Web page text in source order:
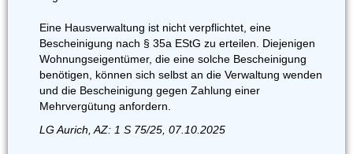
Eine Hausverwaltung ist nicht verpflichtet, eine
Bescheinigung nach § 35a EStG zu erteilen. Diejenigen
Wohnungseigentümer, die eine solche Bescheinigung
benötigen, können sich selbst an die Verwaltung wenden
und die Bescheinigung gegen Zahlung einer
Mehrvergütung anfordern.
LG Aurich, AZ: 1 S 75/25, 07.10.2025